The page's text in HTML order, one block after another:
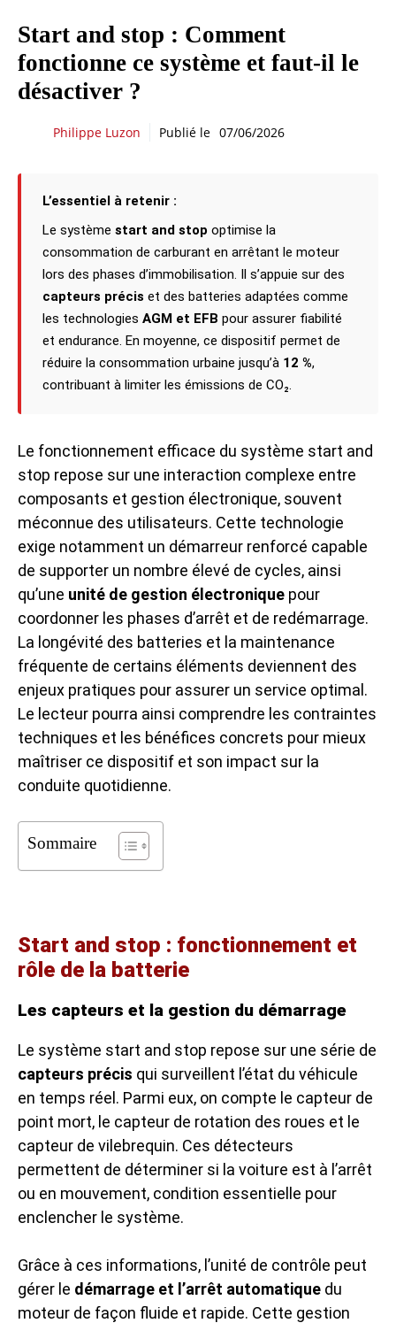
Start and stop : Comment
fonctionne ce système et faut-il le
désactiver ?
Philippe Luzon Publié le 07/06/2026
L’essentiel à retenir :
Le système start and stop optimise la
consommation de carburant en arrêtant le moteur
lors des phases d’immobilisation. Il s’appuie sur des
capteurs précis et des batteries adaptées comme
les technologies AGM et EFB pour assurer fiabilité
et endurance. En moyenne, ce dispositif permet de
réduire la consommation urbaine jusqu’à 12 %,
contribuant à limiter les émissions de CO₂.
Le fonctionnement efficace du système start and
stop repose sur une interaction complexe entre
composants et gestion électronique, souvent
méconnue des utilisateurs. Cette technologie
exige notamment un démarreur renforcé capable
de supporter un nombre élevé de cycles, ainsi
qu’une unité de gestion électronique pour
coordonner les phases d’arrêt et de redémarrage.
La longévité des batteries et la maintenance
fréquente de certains éléments deviennent des
enjeux pratiques pour assurer un service optimal.
Le lecteur pourra ainsi comprendre les contraintes
techniques et les bénéfices concrets pour mieux
maîtriser ce dispositif et son impact sur la
conduite quotidienne.
Sommaire
Start and stop : fonctionnement et
rôle de la batterie
Les capteurs et la gestion du démarrage
Le système start and stop repose sur une série de
capteurs précis qui surveillent l’état du véhicule
en temps réel. Parmi eux, on compte le capteur de
point mort, le capteur de rotation des roues et le
capteur de vilebrequin. Ces détecteurs
permettent de déterminer si la voiture est à l’arrêt
ou en mouvement, condition essentielle pour
enclencher le système.
Grâce à ces informations, l’unité de contrôle peut
gérer le démarrage et l’arrêt automatique du
moteur de façon fluide et rapide. Cette gestion